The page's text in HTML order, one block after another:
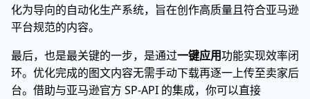
化为导向的自动化生产系统，旨在创作高质量且符合亚马逊
平台规范的内容。
最后，也是最关键的一步，是通过一键应用功能实现效率闭
环。优化完成的图文内容无需手动下载再逐一上传至卖家后
台。借助与亚马逊官方 SP-API 的集成，你可以直接